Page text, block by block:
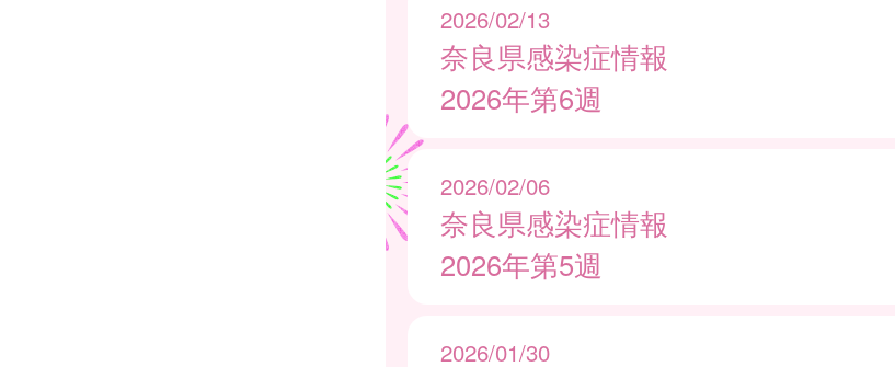
2026/02/13
奈良県感染症情報
2026年第6週
2026/02/06
奈良県感染症情報
2026年第5週
2026/01/30